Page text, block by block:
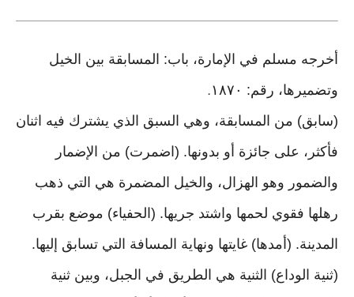
أخرجه مسلم في الإمارة، باب: المسابقة بين الخيل
وتضميرها، رقم: ١٨٧٠
.
(سابق) من المسابقة، وهي السبق الذي يشترك فيه اثنان
فأكثر، على جائزة أو بدونها. (اضمرت) من الإضمار
والضمور وهو الهزال، والخيل المضمرة هي التي ذهب
رهلها فقوي لحمها واشتد جريها. (الحفياء) موضع بقرب
المدينة. (أمدها) غايتها ونهاية المسافة التي تسابق إليها.
(ثنية الوداع) الثنية هي الطريق في الجبل، وبين ثنية